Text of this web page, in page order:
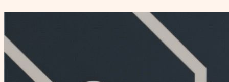
Перейти
содержимому